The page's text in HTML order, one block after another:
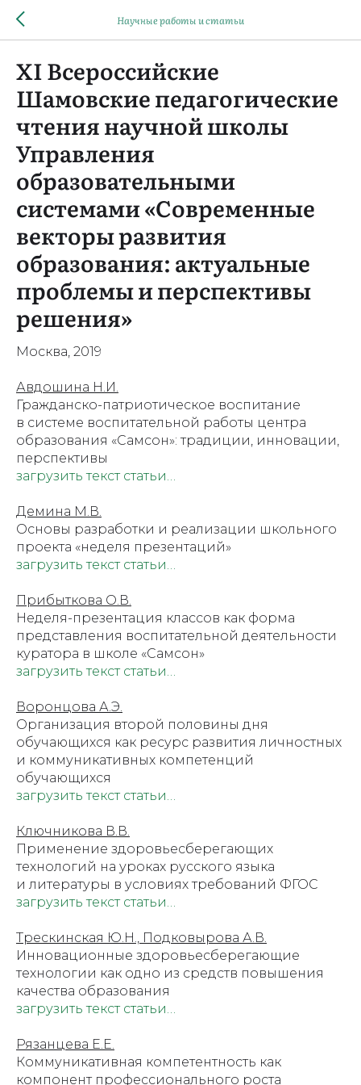
Научные работы и статьи
XI Всероссийские
Шамовские педагогические
чтения научной школы
Управления
образовательными
системами «Современные
векторы развития
образования: актуальные
проблемы и перспективы
решения»
Москва, 2019
Авдошина Н.И.
Гражданско-патриотическое воспитание
в системе воспитательной работы центра
образования «Самсон»: традиции, инновации,
перспективы
загрузить текст статьи…
Демина М.В.
Основы разработки и реализации школьного
проекта «неделя презентаций»
загрузить текст статьи…
Прибыткова О.В.
Неделя-презентация классов как форма
представления воспитательной деятельности
куратора в школе «Самсон»
загрузить текст статьи…
Воронцова А.Э.
Организация второй половины дня
обучающихся как ресурс развития личностных
и коммуникативных компетенций
обучающихся
загрузить текст статьи…
Ключникова В.В.
Применение здоровьесберегающих
технологий на уроках русского языка
и литературы в условиях требований ФГОС
загрузить текст статьи…
Трескинская Ю.Н., Подковырова А.В.
Инновационные здоровьесберегающие
технологии как одно из средств повышения
качества образования
загрузить текст статьи…
Рязанцева Е.Е.
Коммуникативная компетентность как
компонент профессионального роста